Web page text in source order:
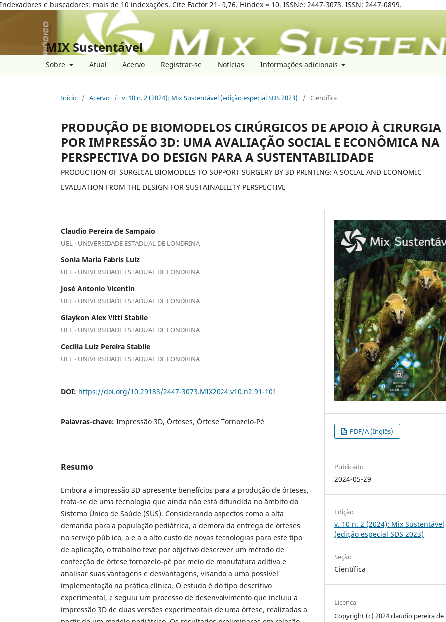
Indexadores e buscadores: mais de 10 indexações. Cite Factor 21- 0,76. Hindex = 10. ISSNe: 2447-3073. ISSN: 2447-0899.
MIX Sustentável
Sobre Atual Acervo Registrar-se Notícias Informações adicionais
Início / Acervo / v. 10 n. 2 (2024): Mix Sustentável (edição especial SDS 2023) / Científica
PRODUÇÃO DE BIOMODELOS CIRÚRGICOS DE APOIO À CIRURGIA
POR IMPRESSÃO 3D: UMA AVALIAÇÃO SOCIAL E ECONÔMICA NA
PERSPECTIVA DO DESIGN PARA A SUSTENTABILIDADE
PRODUCTION OF SURGICAL BIOMODELS TO SUPPORT SURGERY BY 3D PRINTING: A SOCIAL AND ECONOMIC
EVALUATION FROM THE DESIGN FOR SUSTAINABILITY PERSPECTIVE
Claudio Pereira de Sampaio
UEL - UNIVERSIDADE ESTADUAL DE LONDRINA
Sonia Maria Fabris Luiz
UEL - UNIVERSIDADE ESTADUAL DE LONDRINA
José Antonio Vicentin
UEL - UNIVERSIDADE ESTADUAL DE LONDRINA
Glaykon Alex Vitti Stabile
UEL - UNIVERSIDADE ESTADUAL DE LONDRINA
Cecília Luiz Pereira Stabile
UEL - UNIVERSIDADE ESTADUAL DE LONDRINA
DOI: https://doi.org/10.29183/2447-3073.MIX2024.v10.n2.91-101
Palavras-chave: Impressão 3D, Órteses, Órtese Tornozelo-Pé
Resumo
Embora a impressão 3D apresente benefícios para a produção de órteses,
trata-se de uma tecnologia que ainda não está difundida no âmbito do
Sistema Único de Saúde (SUS). Considerando aspectos como a alta
demanda para a população pediátrica, a demora da entrega de órteses
no serviço público, a e a o alto custo de novas tecnologias para este tipo
de aplicação, o trabalho teve por objetivo descrever um método de
confecção de órtese tornozelo-pé por meio de manufatura aditiva e
analisar suas vantagens e desvantagens, visando a uma possível
implementação na prática clínica. O estudo é do tipo descritivo
experimental, e seguiu um processo de desenvolvimento que incluiu a
impressão 3D de duas versões experimentais de uma órtese, realizadas a
PDF/A (Inglês)
Publicado
2024-05-29
Edição
v. 10 n. 2 (2024): Mix Sustentável
(edição especial SDS 2023)
Seção
Científica
Licença
Copyright (c) 2024 claudio pereira de